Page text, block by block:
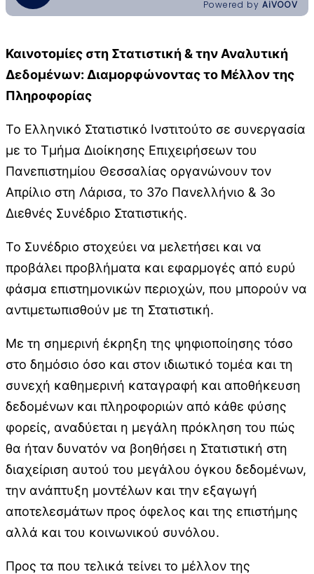
Καινοτομίες στη Στατιστική & την Αναλυτική
Δεδομένων: Διαμορφώνοντας το Μέλλον της
Πληροφορίας
Το Ελληνικό Στατιστικό Ινστιτούτο σε συνεργασία
με το Τμήμα Διοίκησης Επιχειρήσεων του
Πανεπιστημίου Θεσσαλίας οργανώνουν τον
Απρίλιο στη Λάρισα, το 37ο Πανελλήνιο & 3ο
Διεθνές Συνέδριο Στατιστικής.
Το Συνέδριο στοχεύει να μελετήσει και να
προβάλει προβλήματα και εφαρμογές από ευρύ
φάσμα επιστημονικών περιοχών, που μπορούν να
αντιμετωπισθούν με τη Στατιστική.
Με τη σημερινή έκρηξη της ψηφιοποίησης τόσο
στο δημόσιο όσο και στον ιδιωτικό τομέα και τη
συνεχή καθημερινή καταγραφή και αποθήκευση
δεδομένων και πληροφοριών από κάθε φύσης
φορείς, αναδύεται η μεγάλη πρόκληση του πώς
θα ήταν δυνατόν να βοηθήσει η Στατιστική στη
διαχείριση αυτού του μεγάλου όγκου δεδομένων,
την ανάπτυξη μοντέλων και την εξαγωγή
αποτελεσμάτων προς όφελος και της επιστήμης
αλλά και του κοινωνικού συνόλου.
Προς τα που τελικά τείνει το μέλλον της